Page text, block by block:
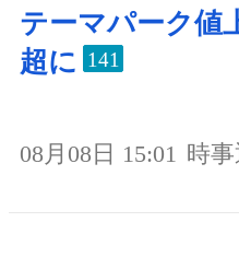
テーマパーク値
超に 141
08月08日 15:01 時